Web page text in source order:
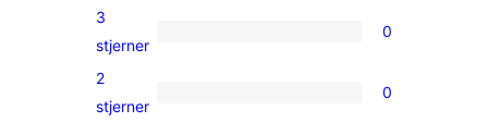
4-
stjernet
0
3-
stjernet
3
stjerner
0
0
2
stjerner
0